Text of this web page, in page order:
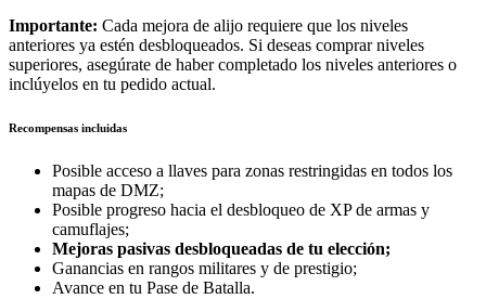
Importante: Cada mejora de alijo requiere que los niveles
anteriores ya estén desbloqueados. Si deseas comprar niveles
superiores, asegúrate de haber completado los niveles anteriores o
inclúyelos en tu pedido actual.
Recompensas incluidas
Posible acceso a llaves para zonas restringidas en todos los
mapas de DMZ;
Posible progreso hacia el desbloqueo de XP de armas y
camuflajes;
Mejoras pasivas desbloqueadas de tu elección;
Ganancias en rangos militares y de prestigio;
Avance en tu Pase de Batalla.